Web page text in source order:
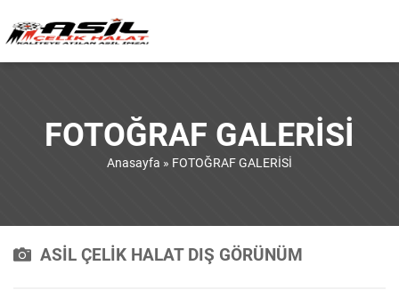
FOTOĞRAF GALERİSİ
Anasayfa » FOTOĞRAF GALERİSİ
ASİL ÇELİK HALAT DIŞ GÖRÜNÜM